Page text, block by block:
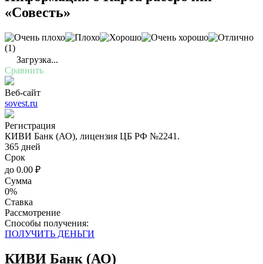
«Совесть»
(1)
Загрузка...
Сравнить
Веб-сайт
sovest.ru
Регистрация
КИВИ Банк (АО), лицензия ЦБ РФ №2241.
365 дней
Срок
до 0.00 ₽
Сумма
0%
Ставка
Рассмотрение
Cпособы получения:
ПОЛУЧИТЬ ДЕНЬГИ
КИВИ Банк (АО)